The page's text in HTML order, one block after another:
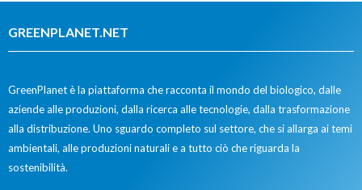
GREENPLANET.NET
GreenPlanet è la piattaforma che racconta il mondo del biologico, dalle
aziende alle produzioni, dalla ricerca alle tecnologie, dalla trasformazione
alla distribuzione. Uno sguardo completo sul settore, che si allarga ai temi
ambientali, alle produzioni naturali e a tutto ciò che riguarda la
sostenibilità.